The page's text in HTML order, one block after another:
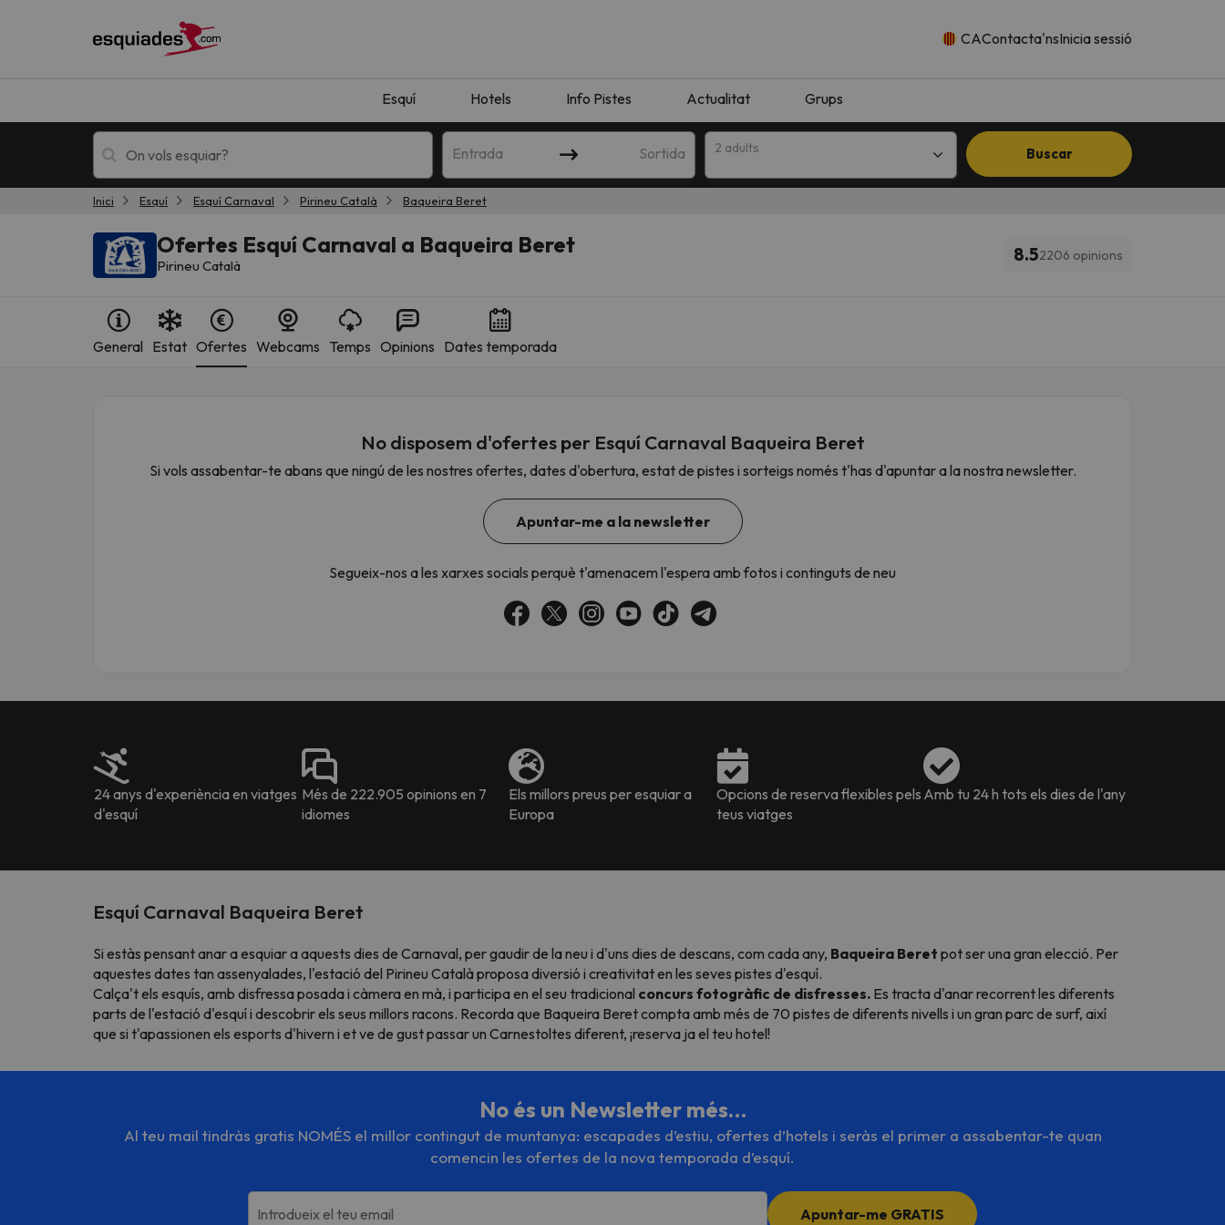
CAContacta'nsInicia sessió
Esquí Hotels Info Pistes Actualitat Grups
Entrada Sortida 2 adults Buscar
Esquí Escapades
Vaja! Sembla que el nostre cercador ha perdut el nord. Quan trobi la seva brúixola torna.
Inici Esquí Esquí Carnaval Pirineu Català Baqueira Beret
Ofertes Esquí Carnaval a Baqueira Beret
Pirineu Català 8.52206 opinions
General Estat Ofertes Webcams Temps Opinions Dates temporada
No disposem d'ofertes per Esquí Carnaval Baqueira Beret
Si vols assabentar-te abans que ningú de les nostres ofertes, dates d'obertura, estat de pistes i sorteigs només t'has d'apuntar a la nostra newsletter.
Apuntar-me a la newsletter
Segueix-nos a les xarxes socials perquè t'amenacem l'espera amb fotos i continguts de neu
24 anys d'experiència en viatges
d'esquí
Més de 222.905 opinions en 7
idiomes
Els millors preus per esquiar a
Europa
Opcions de reserva flexibles pels
teus viatges
Amb tu 24 h tots els dies de l'any
Esquí Carnaval Baqueira Beret
Si estàs pensant anar a esquiar a aquests dies de Carnaval, per gaudir de la neu i d'uns dies de descans, com cada any, Baqueira Beret pot ser una gran elecció. Per
aquestes dates tan assenyalades, l'estació del Pirineu Català proposa diversió i creativitat en les seves pistes d'esquí.
Calça't els esquís, amb disfressa posada i càmera en mà, i participa en el seu tradicional concurs fotogràfic de disfresses. Es tracta d'anar recorrent les diferents
parts de l'estació d'esquí i descobrir els seus millors racons. Recorda que Baqueira Beret compta amb més de 70 pistes de diferents nivells i un gran parc de surf, així
que si t'apassionen els esports d'hivern i et ve de gust passar un Carnestoltes diferent, ¡reserva ja el teu hotel!
No és un Newsletter més…
Al teu mail tindràs gratis NOMÉS el millor contingut de muntanya: escapades d’estiu, ofertes d’hotels i seràs el primer a assabentar-te quan
comencin les ofertes de la nova temporada d’esquí.
Introdueix el teu email Apuntar-me GRATIS